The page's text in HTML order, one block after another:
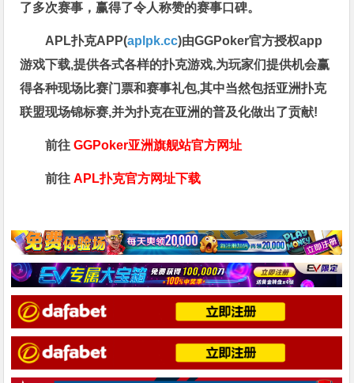
了多次赛事，赢得了令人称赞的赛事口碑。
APL扑克APP(aplpk.cc)由GGPoker官方授权app
游戏下载,提供各式各样的扑克游戏,为玩家们提供机会赢
得各种现场比赛门票和赛事礼包,其中当然包括亚洲扑克
联盟现场锦标赛,并为扑克在亚洲的普及化做出了贡献!
前往GGPoker亚洲旗舰站官方网址
前往APL扑克官方网址下载